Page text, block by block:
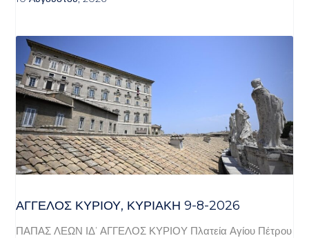
ΆΓΓΕΛΟΣ ΚΥΡΊΟΥ, ΚΥΡΙΑΚΉ 9-8-2026
ΠΑΠΑΣ ΛΕΩΝ ΙΔ’ ΑΓΓΕΛΟΣ ΚΥΡΙΟΥ Πλατεία Αγίου Πέτρου